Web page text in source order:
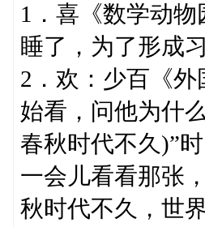
1．喜《数学动
睡了，为了形成
2．欢：少百《
始看，问他为什
春秋时代不久)”
一会儿看看那张
秋时代不久，世